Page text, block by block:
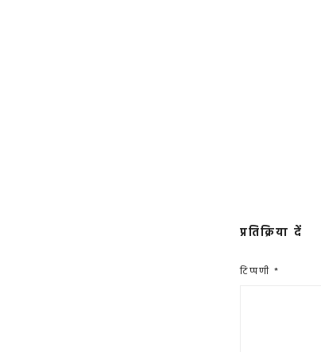
प्रतिक्रिया दें
टिप्पणी *